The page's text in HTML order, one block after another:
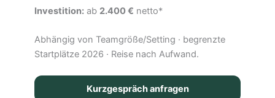
Investition: ab 2.400 € netto*
Abhängig von Teamgröße/Setting · begrenzte
Startplätze 2026 · Reise nach Aufwand.
Kurzgespräch anfragen